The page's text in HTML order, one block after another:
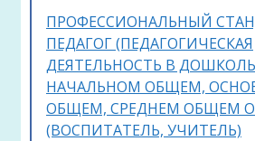
ПРОФЕССИОНАЛЬНЫЙ
ПЕДАГОГ (ПЕДАГОГИЧЕСКАЯ
ДЕЯТЕЛЬНОСТЬ В
НАЧАЛЬНОМ ОБЩЕМ,
ОБЩЕМ, СРЕДНЕМ ОБЩЕМ
(ВОСПИТАТЕЛЬ, УЧИТЕЛЬ)